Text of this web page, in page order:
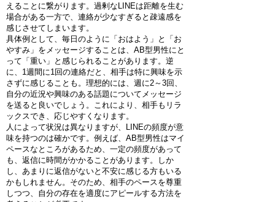
えることに繋がります。過剰なLINEは距離を生む
場合がある一方で、連絡が少なすぎると疎遠感を
感じさせてしまいます。
具体例として、毎日のように「おはよう」と「お
やすみ」をメッセージすることは、AB型男性にと
って「重い」と感じられることがあります。逆
に、1週間に1回の連絡だと、相手は特に興味を示
さずに感じることも。理想的には、週に2～3回、
自分の近況や興味のある話題についてメッセージ
を送ると良いでしょう。これにより、相手もリラ
ックスでき、応じやすくなります。
人によって状況は異なりますが、LINEの頻度が意
味を持つのは確かです。例えば、AB型男性はマイ
ペースなところがあるため、一定の頻度があって
も、返信に時間がかかることがあります。しか
し、あまりに返信がないと不安に感じる方もいる
かもしれません。そのため、相手のペースを尊重
しつつ、自分の存在を適度にアピールする方法を